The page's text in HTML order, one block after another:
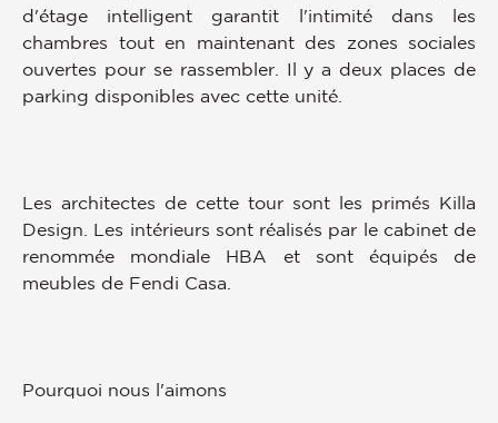
d'étage intelligent garantit l'intimité dans les
chambres tout en maintenant des zones sociales
ouvertes pour se rassembler. Il y a deux places de
parking disponibles avec cette unité.
Les architectes de cette tour sont les primés Killa
Design. Les intérieurs sont réalisés par le cabinet de
renommée mondiale HBA et sont équipés de
meubles de Fendi Casa.
Pourquoi nous l'aimons